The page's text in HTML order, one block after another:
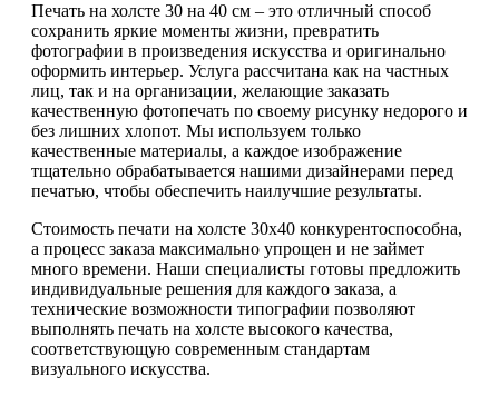
Печать на холсте 30 на 40 см – это отличный способ
сохранить яркие моменты жизни, превратить
фотографии в произведения искусства и оригинально
оформить интерьер. Услуга рассчитана как на частных
лиц, так и на организации, желающие заказать
качественную фотопечать по своему рисунку недорого и
без лишних хлопот. Мы используем только
качественные материалы, а каждое изображение
тщательно обрабатывается нашими дизайнерами перед
печатью, чтобы обеспечить наилучшие результаты.
Стоимость печати на холсте 30х40 конкурентоспособна,
а процесс заказа максимально упрощен и не займет
много времени. Наши специалисты готовы предложить
индивидуальные решения для каждого заказа, а
технические возможности типографии позволяют
выполнять печать на холсте высокого качества,
соответствующую современным стандартам
визуального искусства.